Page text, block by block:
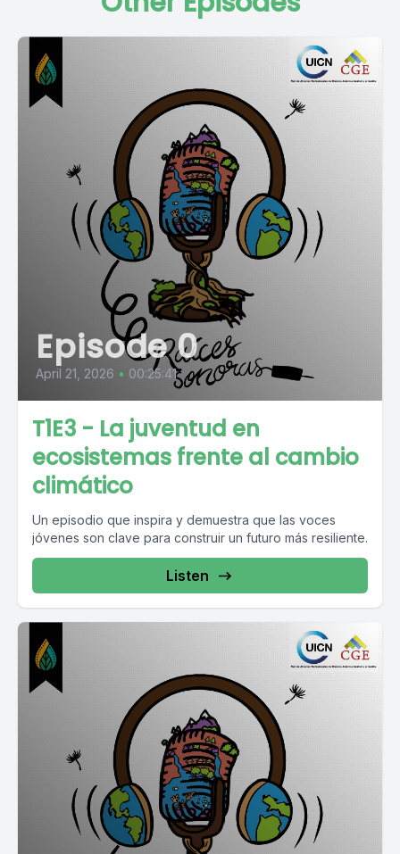
Episode 0
April 21, 2026 • 00:25:41
T1E3 - La juventud en
ecosistemas frente al cambio
climático
Un episodio que inspira y demuestra que las voces
jóvenes son clave para construir un futuro más resiliente.
Listen